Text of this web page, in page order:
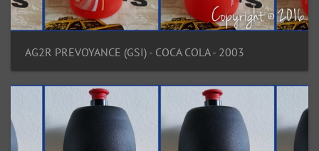
AG2R PREVOYANCE (GSI) - COCA COLA - 2003